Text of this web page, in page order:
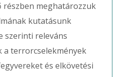
részben meghatározzuk
kutatásunk
szerinti releváns
a terrorcselekmények
és elkövetési